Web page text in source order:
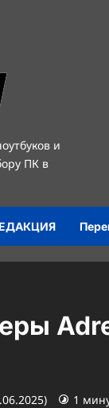
и
ПК в
1